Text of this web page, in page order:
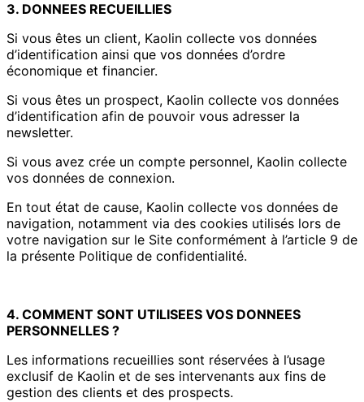
3. DONNEES RECUEILLIES
Si vous êtes un client, Kaolin collecte vos données
d’identification ainsi que vos données d’ordre
économique et financier.
Si vous êtes un prospect, Kaolin collecte vos données
d’identification afin de pouvoir vous adresser la
newsletter.
Si vous avez crée un compte personnel, Kaolin collecte
vos données de connexion.
En tout état de cause, Kaolin collecte vos données de
navigation, notamment via des cookies utilisés lors de
votre navigation sur le Site conformément à l’article 9 de
la présente Politique de confidentialité.
4. COMMENT SONT UTILISEES VOS DONNEES
PERSONNELLES ?
Les informations recueillies sont réservées à l’usage
exclusif de Kaolin et de ses intervenants aux fins de
gestion des clients et des prospects.